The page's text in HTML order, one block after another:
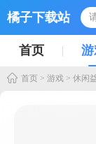
橘子下载站
首页
首页 > 游戏 > 休闲